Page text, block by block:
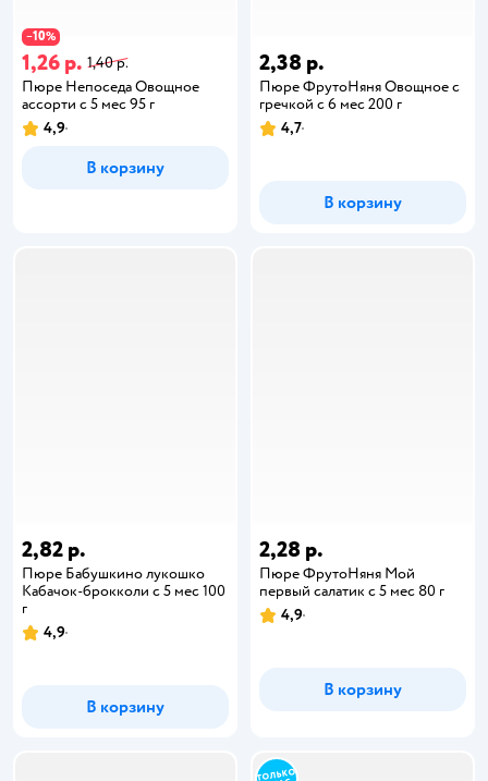
−10%
1,26 р. 1,40 р.
Пюре Непоседа Овощное
ассорти с 5 мес 95 г
4,9
В корзину
2,38 р.
Пюре ФрутоНяня Овощное с
гречкой с 6 мес 200 г
4,7
В корзину
2,82 р.
Пюре Бабушкино лукошко
Кабачок-брокколи с 5 мес 100
г
4,9
В корзину
2,28 р.
Пюре ФрутоНяня Мой
первый салатик с 5 мес 80 г
4,9
В корзину